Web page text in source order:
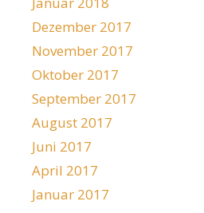
Dezember 2017
November 2017
Oktober 2017
September 2017
August 2017
Juni 2017
April 2017
Januar 2017